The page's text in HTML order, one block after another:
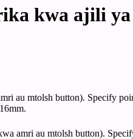
kwa ajili
au mtolsh button). Specify
amri au mtolsh button).